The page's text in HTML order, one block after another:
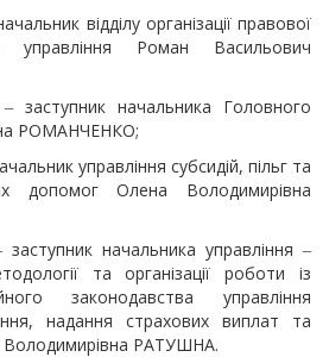
відділу організації правової
управління Роман Васильович
заступник начальника Головного
РОМАНЧЕНКО;
управління субсидій, пільг та
допомог Олена Володимирівна
начальника управління ‒
та організації роботи із
законодавства управління
надання страхових виплат та
Володимирівна РАТУШНА.